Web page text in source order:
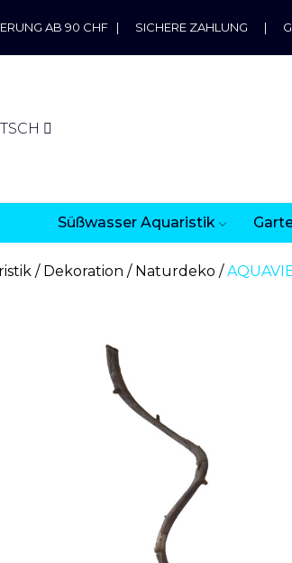
AB 90 CHF | SICHERE ZAHLUNG |
Süßwasser Aquaristik
Dekoration Naturdeko